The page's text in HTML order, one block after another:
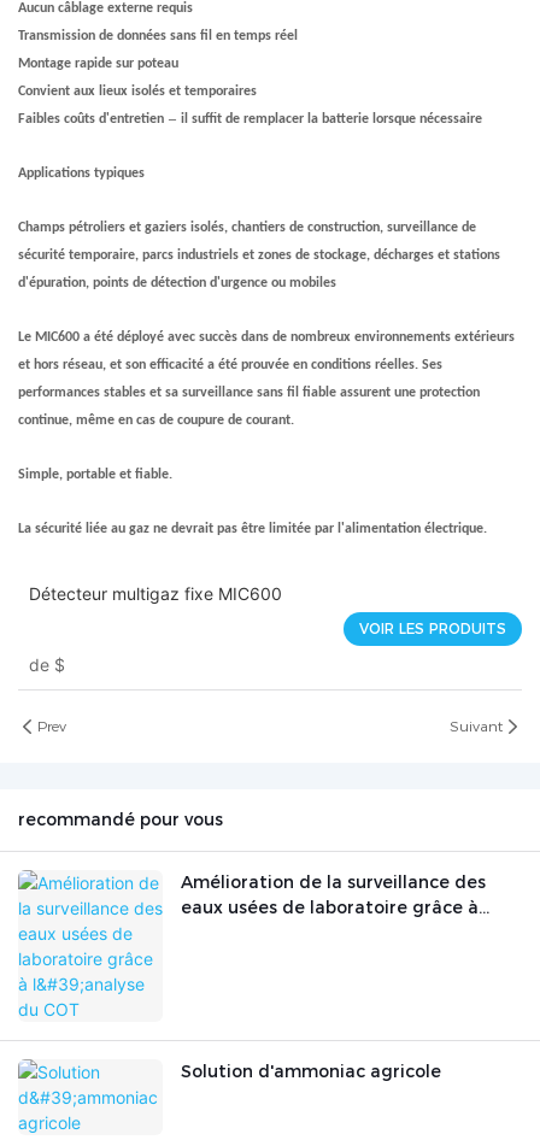
Aucun câblage externe requis
Transmission de données sans fil en temps réel
Montage rapide sur poteau
Convient aux lieux isolés et temporaires
Faibles coûts d'entretien – il suffit de remplacer la batterie lorsque nécessaire
Applications typiques
Champs pétroliers et gaziers isolés, chantiers de construction, surveillance de
sécurité temporaire, parcs industriels et zones de stockage, décharges et stations
d'épuration, points de détection d'urgence ou mobiles
Le MIC600 a été déployé avec succès dans de nombreux environnements extérieurs
et hors réseau, et son efficacité a été prouvée en conditions réelles. Ses
performances stables et sa surveillance sans fil fiable assurent une protection
continue, même en cas de coupure de courant.
Simple, portable et fiable.
La sécurité liée au gaz ne devrait pas être limitée par l'alimentation électrique.
Détecteur multigaz fixe MIC600
de $
VOIR LES PRODUITS
Prev Suivant
recommandé pour vous
Amélioration de la surveillance des
eaux usées de laboratoire grâce à
Solution d'ammoniac agricole